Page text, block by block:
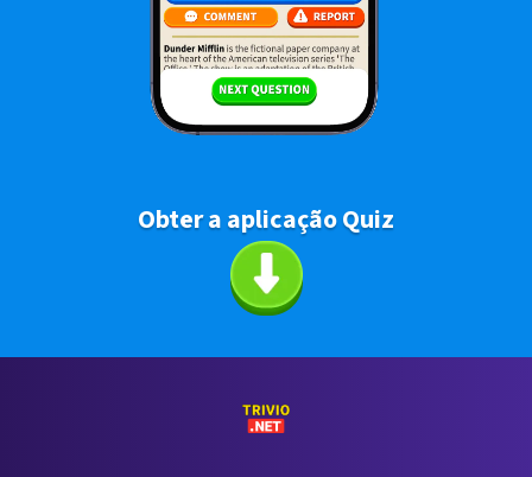
Obter a aplicação Quiz